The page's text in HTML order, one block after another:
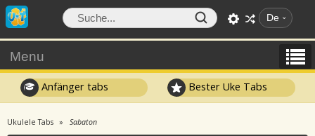
De
Menu
Anfänger tabs Bester Uke Tabs
Ukulele Tabs Sabaton